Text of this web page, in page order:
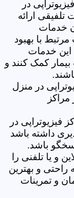
در
تلفیقی ارائه
خدمات
با بهبود
خدمات
کمک کنند و
در منزل
در
داشته باشد
باشد.
و یا تلفنی را
راحتی و بهترین
و تمرینات